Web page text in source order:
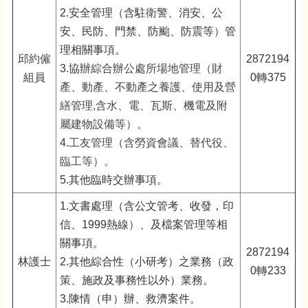
邱約僱
組員
2.安全管理 （含駐衛警、消安、公
安、民防、門禁、防颱、防震等） 管
理相關事項。
3.協辦綜合辦公處所場地管理 （財
產、動產、不動產之養護、使用及營
繕管理,含水、電、瓦斯、機電及附
屬建物設備等）
。
4.工友管理 （含勞資會議、替代役、
臨工等）
。
5.其他臨時交辦事項。
2872194
0轉375
林護士
1.文書處理（含公文管考、收發，印
信、1999熱線）
、及檔案管理等相
關事項。
2.其他綜合性（小研考）之業務（政
策、施政及事務性以外）業務。
3.陳情（申）辦、救濟案件。
2872194
0轉233